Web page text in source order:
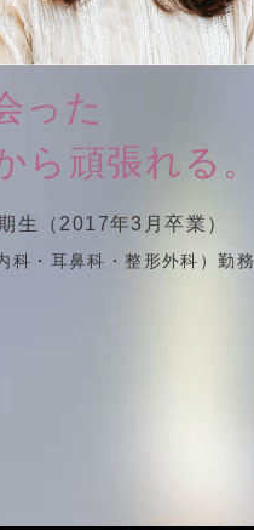
った
ら頑張れる。
生（2017年3月卒業）
・耳鼻科・整形外科）勤務